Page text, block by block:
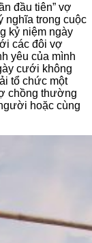
đầu tiên” vợ
nghĩa trong cuộc
kỷ niệm ngày
các đôi vợ
yêu của mình
cưới không
tổ chức một
chồng thường
hoặc cùng